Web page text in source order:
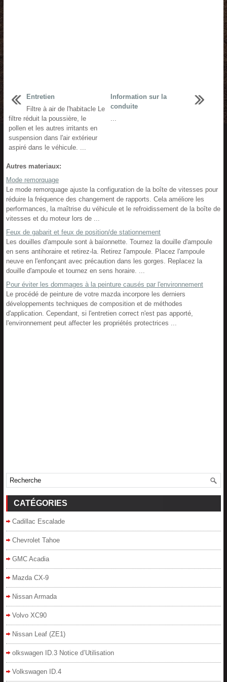
Entretien
Filtre à air de l'habitacle Le
filtre réduit la poussière, le
pollen et les autres irritants en
suspension dans l'air extérieur
aspiré dans le véhicule. ...
Information sur la
conduite
...
Autres materiaux:
Mode remorquage
Le mode remorquage ajuste la configuration de la boîte de vitesses pour
réduire la fréquence des changement de rapports. Cela améliore les
performances, la maîtrise du véhicule et le refroidissement de la boîte de
vitesses et du moteur lors de ...
Feux de gabarit et feux de position/de stationnement
Les douilles d'ampoule sont à baïonnette. Tournez la douille d'ampoule
en sens antihoraire et retirez-la. Retirez l'ampoule. Placez l'ampoule
neuve en l'enfonçant avec précaution dans les gorges. Replacez la
douille d'ampoule et tournez en sens horaire. ...
Pour éviter les dommages à la peinture causés par l'environnement
Le procédé de peinture de votre mazda incorpore les derniers
développements techniques de composition et de méthodes
d'application. Cependant, si l'entretien correct n'est pas apporté,
l'environnement peut affecter les propriétés protectrices ...
CATÉGORIES
Cadillac Escalade
Chevrolet Tahoe
GMC Acadia
Mazda CX-9
Nissan Armada
Volvo XC90
Nissan Leaf (ZE1)
olkswagen ID.3 Notice d’Utilisation
Volkswagen ID.4